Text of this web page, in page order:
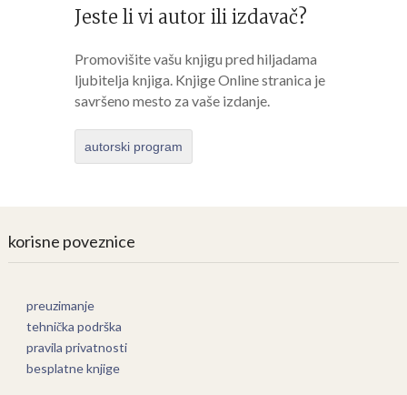
Jeste li vi autor ili izdavač?
Promovišite vašu knjigu pred hiljadama
ljubitelja knjiga. Knjige Online stranica je
savršeno mesto za vaše izdanje.
autorski program
korisne poveznice
preuzimanje
tehnička podrška
pravila privatnosti
besplatne knjige